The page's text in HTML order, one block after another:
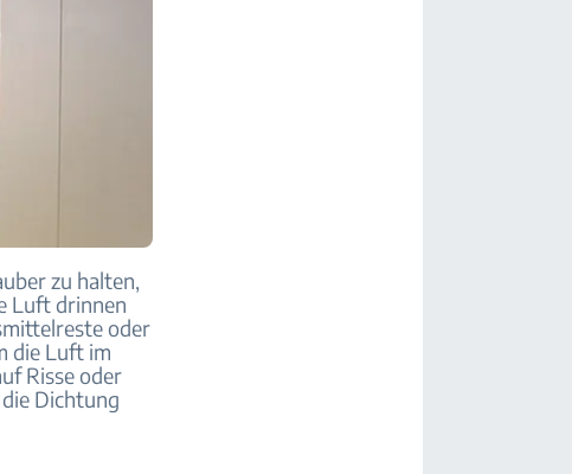
zu halten,
Luft drinnen
oder
die Luft im
Risse oder
Dichtung